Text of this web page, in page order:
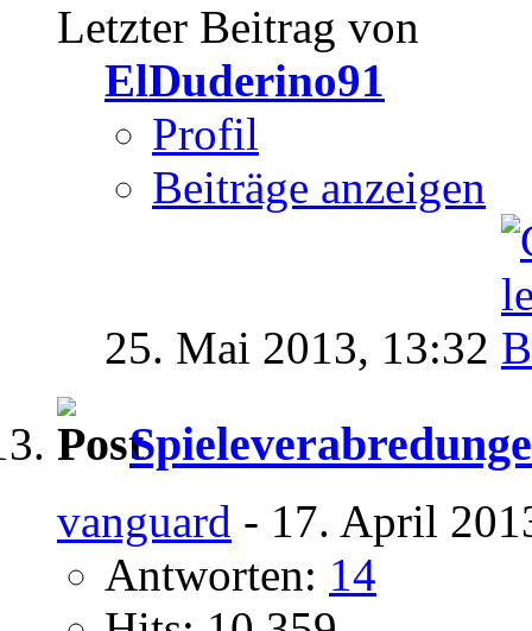
Letzter Beitrag von
ElDuderino91
Profil
Beiträge anzeigen
25. Mai 2013, 13:32
vanguard - 17. April
Antworten: 14